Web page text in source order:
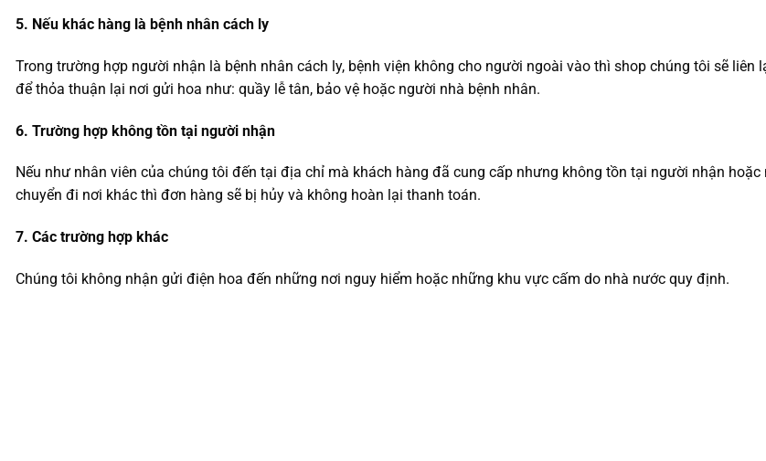
5. Nếu khác hàng là bệnh nhân cách ly
Trong trường hợp người nhận là bệnh nhân cách ly, bệnh viện không cho người ngoài vào thì shop chúng tôi sẽ liên
để thỏa thuận lại nơi gửi hoa như: quầy lễ tân, bảo vệ hoặc người nhà bệnh nhân.
6. Trường hợp không tồn tại người nhận
Nếu như nhân viên của chúng tôi đến tại địa chỉ mà khách hàng đã cung cấp nhưng không tồn tại người nhận
chuyển đi nơi khác thì đơn hàng sẽ bị hủy và không hoàn lại thanh toán.
7. Các trường hợp khác
Chúng tôi không nhận gửi điện hoa đến những nơi nguy hiểm hoặc những khu vực cấm do nhà nước quy định.